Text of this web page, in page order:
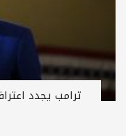
ترامب يجدد